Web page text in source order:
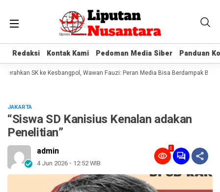
Redaksi Kontak Kami Pedoman Media Siber Panduan
Redaksi Kontak Kami Pedoman Media Siber Panduan
SK ke Kesbangpol, Wawan Fauzi: Peran Media Bisa Berdampak Besar
JAKARTA
“Siswa SD Kanisius Kenalan adakan
Penelitian”
admin
4 Jun 2026 - 12:52 WIB
0